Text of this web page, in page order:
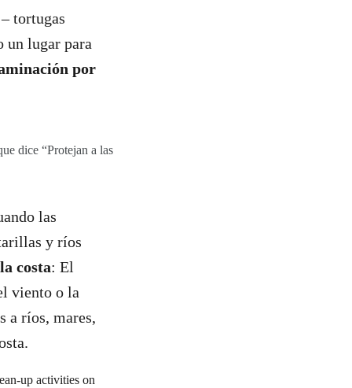
tortugas
un lugar para
por
dice “Protejan a las
las
y ríos
costa: El
viento o la
a ríos, mares,